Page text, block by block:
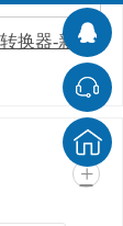
LMR16020PDDAR-降压转换器-新版蜜柚APP软件下载安装
+